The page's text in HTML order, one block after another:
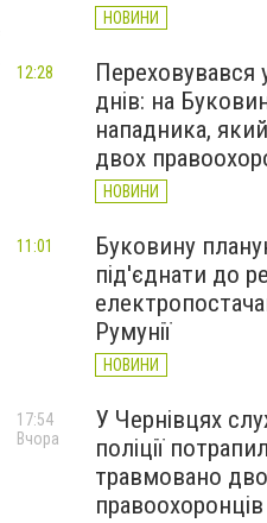
НОВИНИ
Переховувався у
днів: на
нападника,
двох
НОВИНИ
12:28
Буковину
під'єднати до
Румунії
НОВИНИ
11:01
У Чернівцях
поліції
травмовано
правоохоронців
17:54
Вчора